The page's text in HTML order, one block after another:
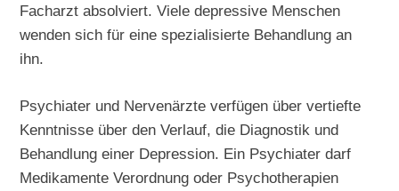
Facharzt absolviert. Viele depressive Menschen
wenden sich für eine spezialisierte Behandlung an
ihn.
Psychiater und Nervenärzte verfügen über vertiefte
Kenntnisse über den Verlauf, die Diagnostik und
Behandlung einer Depression. Ein Psychiater darf
Medikamente Verordnung oder Psychotherapien